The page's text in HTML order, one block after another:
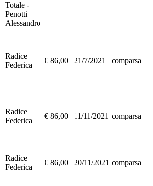
Totale -
Penotti
Alessandro
Radice
Federica
€ 86,00 21/7/2021 comparsa
Radice
Federica
€ 86,00 11/11/2021 comparsa
Radice
Federica
€ 86,00 20/11/2021 comparsa